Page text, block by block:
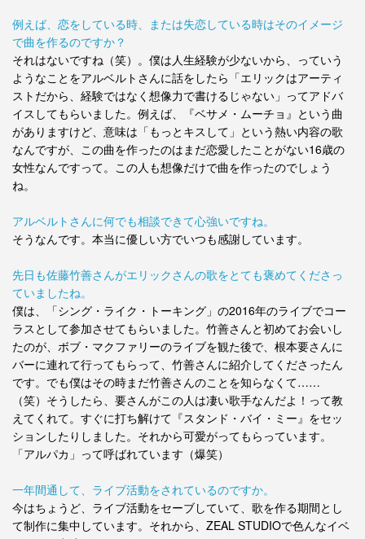
例えば、恋をしている時、または失恋している時はそのイメージ
で曲を作るのですか？
それはないですね（笑）。僕は人生経験が少ないから、っていう
ようなことをアルベルトさんに話をしたら「エリックはアーティ
ストだから、経験ではなく想像力で書けるじゃない」ってアドバ
イスしてもらいました。例えば、『ベサメ・ムーチョ』という曲
がありますけど、意味は「もっとキスして」という熱い内容の歌
なんですが、この曲を作ったのはまだ恋愛したことがない16歳の
女性なんですって。この人も想像だけで曲を作ったのでしょう
ね。
アルベルトさんに何でも相談できて心強いですね。
そうなんです。本当に優しい方でいつも感謝しています。
先日も佐藤竹善さんがエリックさんの歌をとても褒めてくださっ
ていましたね。
僕は、「シング・ライク・トーキング」の2016年のライブでコー
ラスとして参加させてもらいました。竹善さんと初めてお会いし
たのが、ボブ・マクファリーのライブを観た後で、根本要さんに
バーに連れて行ってもらって、竹善さんに紹介してくださったん
です。でも僕はその時まだ竹善さんのことを知らなくて……
（笑）そうしたら、要さんがこの人は凄い歌手なんだよ！って教
えてくれて。すぐに打ち解けて『スタンド・バイ・ミー』をセッ
ションしたりしました。それから可愛がってもらっています。
「アルパカ」って呼ばれています（爆笑）
一年間通して、ライブ活動をされているのですか。
今はちょうど、ライブ活動をセーブしていて、歌を作る期間とし
て制作に集中しています。それから、ZEAL STUDIOで色んなイベ